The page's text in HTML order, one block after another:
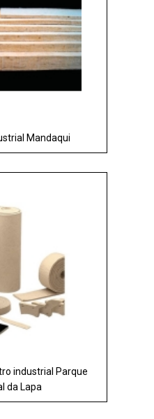
Mandaqui
industrial Parque
da Lapa